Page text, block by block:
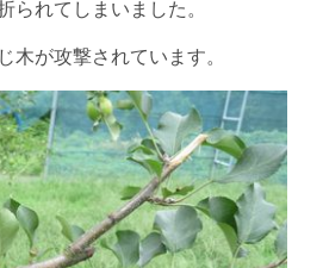
られてしまいました。
木が攻撃されています。